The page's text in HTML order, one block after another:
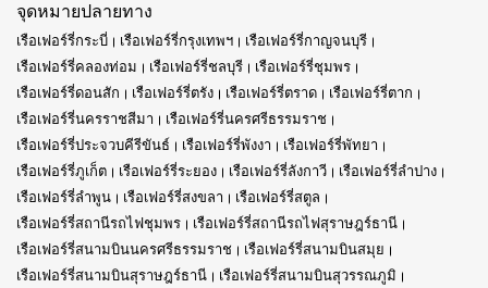
จุดหมายปลายทาง
เรือเฟอร์รี่กระบี่ เรือเฟอร์รี่กรุงเทพฯ
เรือเฟอร์รี่กาญจนบุรี
เรือเฟอร์รี่คลองท่อม
เรือเฟอร์รี่ชลบุรี
เรือเฟอร์รี่ชุมพร
เรือเฟอร์รี่ดอนสัก
เรือเฟอร์รี่ตรัง เรือเฟอร์รี่ตราด
เรือเฟอร์รี่ตาก
เรือเฟอร์รี่นครราชสีมา
เรือเฟอร์รี่นครศรีธรรมราช
เรือเฟอร์รี่ประจวบคีรีขันธ์
เรือเฟอร์รี่พังงา
เรือเฟอร์รี่พัทยา
เรือเฟอร์รี่ภูเก็ต
เรือเฟอร์รี่ระยอง เรือเฟอร์รี่ลังกาวี
เรือเฟอร์รี่ลำปาง
เรือเฟอร์รี่ลำพูน
เรือเฟอร์รี่สงขลา
เรือเฟอร์รี่สตูล
เรือเฟอร์รี่สถานีรถไฟชุมพร
เรือเฟอร์รี่สถานีรถไฟสุราษฎร์ธานี
เรือเฟอร์รี่สนามบินนครศรีธรรมราช
เรือเฟอร์รี่สนามบินสมุย
เรือเฟอร์รี่สนามบินสุราษฎร์ธานี
เรือเฟอร์รี่สนามบินสุวรรณภูมิ